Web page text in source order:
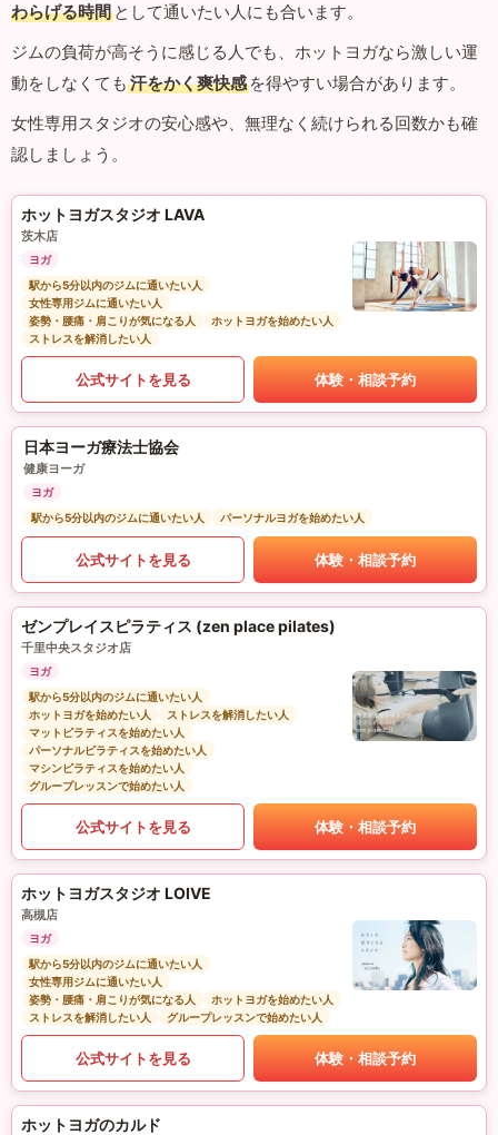
わらげる時間 として通いたい人にも合います。
ジムの負荷が高そうに感じる人でも、ホットヨガなら激しい運
動をしなくても 汗をかく爽快感 を得やすい場合があります。
女性専用スタジオの安心感や、無理なく続けられる回数かも確
認しましょう。
ホットヨガスタジオ LAVA
茨木店
ヨガ
駅から5分以内のジムに通いたい人
女性専用ジムに通いたい人
姿勢・腰痛・肩こりが気になる人
ホットヨガを始めたい人
ストレスを解消したい人
公式サイトを見る 体験・相談予約
日本ヨーガ療法士協会
健康ヨーガ
ヨガ
駅から5分以内のジムに通いたい人
パーソナルヨガを始めたい人
公式サイトを見る 体験・相談予約
ゼンプレイスピラティス (zen place pilates)
千里中央スタジオ店
ヨガ
駅から5分以内のジムに通いたい人
ホットヨガを始めたい人
ストレスを解消したい人
マットピラティスを始めたい人
パーソナルピラティスを始めたい人
マシンピラティスを始めたい人
グループレッスンで始めたい人
公式サイトを見る 体験・相談予約
ホットヨガスタジオ LOIVE
高槻店
ヨガ
駅から5分以内のジムに通いたい人
女性専用ジムに通いたい人
姿勢・腰痛・肩こりが気になる人
ホットヨガを始めたい人
ストレスを解消したい人
グループレッスンで始めたい人
公式サイトを見る 体験・相談予約
ホットヨガのカルド